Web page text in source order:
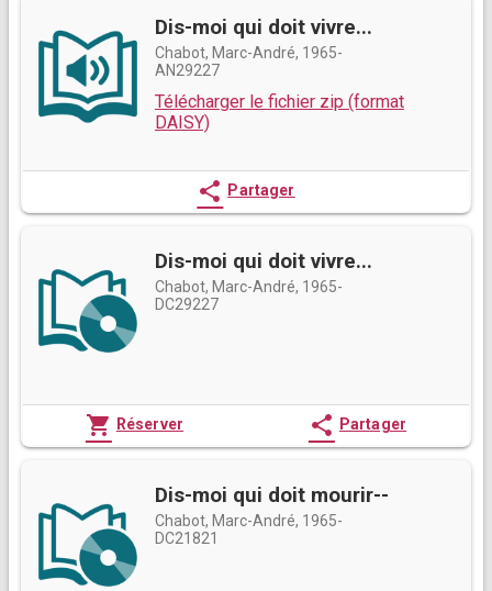
Dis-moi qui doit vivre...
Chabot, Marc-André, 1965-
AN29227
Télécharger le fichier zip (format
DAISY)
share Partager
Dis-moi qui doit vivre...
Chabot, Marc-André, 1965-
DC29227
shopping_cart Réserver share Partager
Dis-moi qui doit mourir--
Chabot, Marc-André, 1965-
DC21821